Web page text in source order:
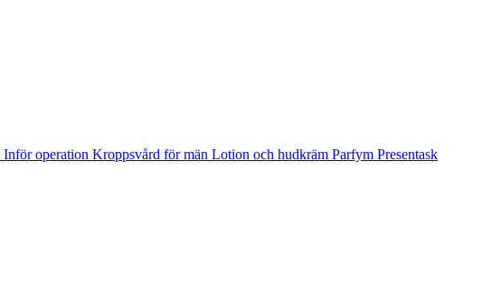
Inför operation Kroppsvård för män Lotion och hudkräm Parfym Presentask